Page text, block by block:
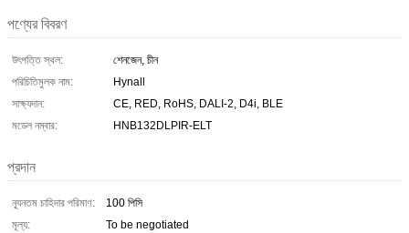
পণ্যের বিবরণ
উৎপত্তি স্থল:
শেনজেন, চীন
পরিচিতিমুলক নাম:
Hynall
সাক্ষ্যদান:
CE, RED, RoHS, DALI-2, D4i, BLE
মডেল নম্বার:
HNB132DLPIR-ELT
প্রদান
ন্যূনতম চাহিদার পরিমাণ:
100 পিসি
মূল্য:
To be negotiated